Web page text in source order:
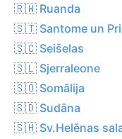
🇷🇼 Ruanda
🇸🇹 Santome un
🇸🇨 Seišelas
🇸🇱 Sjerraleone
🇸🇴 Somālija
🇸🇩 Sudāna
🇸🇭 Sv.Helēnas